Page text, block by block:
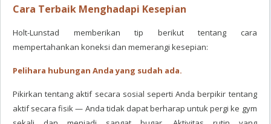
Cara Terbaik Menghadapi Kesepian
Holt-Lunstad memberikan tip berikut tentang cara
mempertahankan koneksi dan memerangi kesepian:
Pelihara hubungan Anda yang sudah ada.
Pikirkan tentang aktif secara sosial seperti Anda berpikir tentang
aktif secara fisik — Anda tidak dapat berharap untuk pergi ke gym